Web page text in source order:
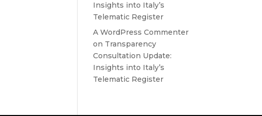
Insights into Italy’s
Telematic Register
A WordPress Commenter
on Transparency
Consultation Update:
Insights into Italy’s
Telematic Register